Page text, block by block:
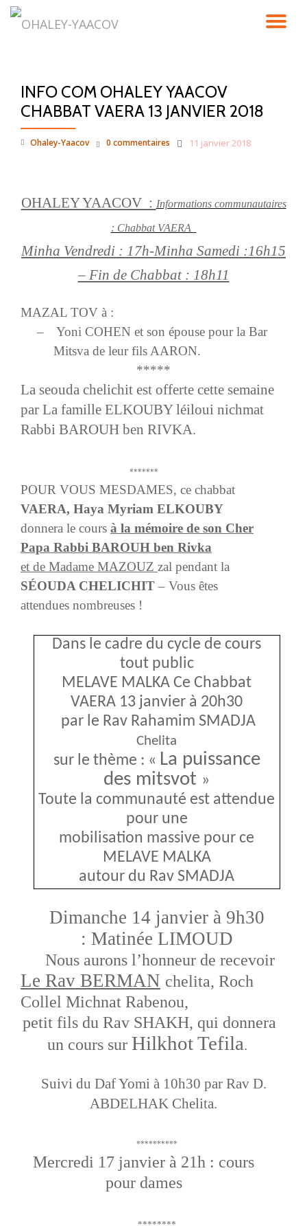
INFO COM OHALEY YAACOV
CHABBAT VAERA 13 JANVIER 2018
Ohaley-Yaacov 11 janvier 2018
0 commentaires
OHALEY YAACOV : Informations communautaires
: Chabbat VAERA
Minha Vendredi : 17h-Minha Samedi :16h15
– Fin de Chabbat : 18h11
MAZAL TOV à :
–
Yoni COHEN et son épouse pour la Bar
Mitsva de leur fils AARON.
*****
La seouda chelichit est offerte cette semaine
par La famille ELKOUBY léiloui nichmat
Rabbi BAROUH ben RIVKA.
*******
POUR VOUS MESDAMES, ce chabbat
VAERA, Haya Myriam ELKOUBY
donnera le cours à la mémoire de son Cher
Papa Rabbi BAROUH ben Rivka
et de Madame MAZOUZ zal pendant la
SÉOUDA CHELICHIT – Vous êtes
attendues nombreuses !
Dans le cadre du cycle de cours
tout public
MELAVE MALKA Ce Chabbat
VAERA 13 janvier à 20h30
par le Rav Rahamim SMADJA
Chelita
sur le thème : « La puissance
des mitsvot »
Toute la communauté est attendue
pour une
mobilisation massive pour ce
MELAVE MALKA
autour du Rav SMADJA
Dimanche 14 janvier à 9h30
: Matinée LIMOUD
Nous aurons l’honneur de recevoir
Le Rav BERMAN chelita, Roch
Collel Michnat Rabenou,
petit fils du Rav SHAKH, qui donnera
un cours sur Hilkhot Tefila.
Suivi du Daf Yomi à 10h30 par Rav D.
ABDELHAK Chelita.
**********
Mercredi 17 janvier à 21h : cours
pour dames
********